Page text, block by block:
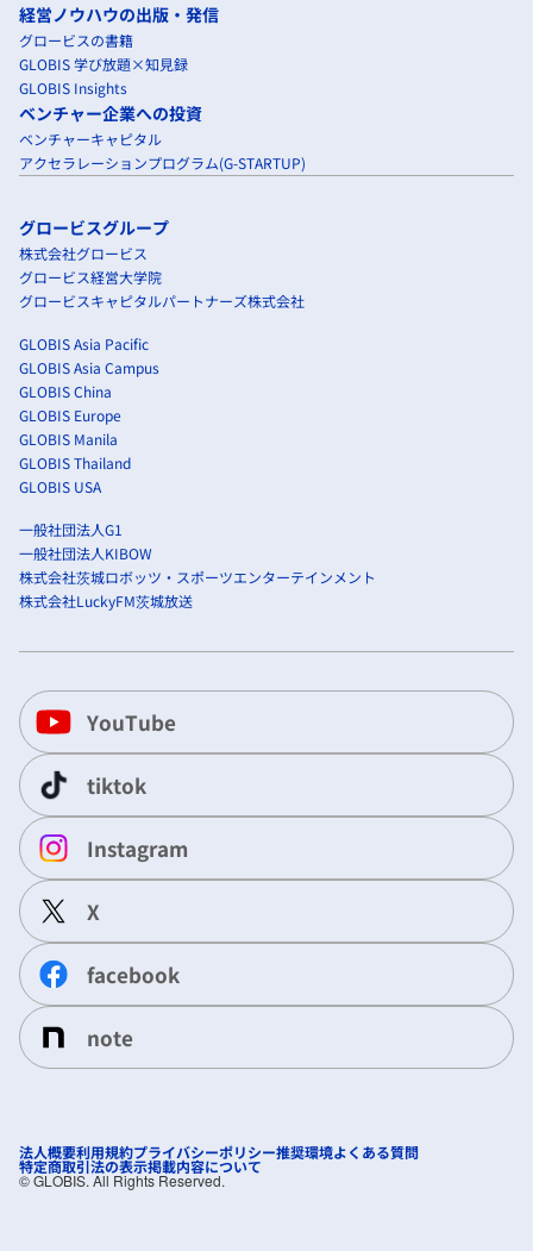
経営ノウハウの出版・発信
グロービスの書籍
GLOBIS 学び放題×知見録
GLOBIS Insights
ベンチャー企業への投資
ベンチャーキャピタル
アクセラレーションプログラム(G-STARTUP)
グロービスグループ
株式会社グロービス
グロービス経営大学院
グロービスキャピタルパートナーズ株式会社
GLOBIS Asia Pacific
GLOBIS Asia Campus
GLOBIS China
GLOBIS Europe
GLOBIS Manila
GLOBIS Thailand
GLOBIS USA
一般社団法人G1
一般社団法人KIBOW
株式会社茨城ロボッツ・スポーツエンターテインメント
株式会社LuckyFM茨城放送
YouTube
tiktok
Instagram
X
facebook
note
法人概要利用規約プライバシーポリシー推奨環境よくある質問
特定商取引法の表示掲載内容について
©︎ GLOBIS. All Rights Reserved.